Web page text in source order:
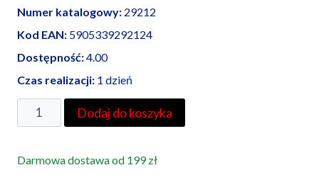
Numer katalogowy: 29212
Kod EAN: 5905339292124
Dostępność:4.00
Czas realizacji: 1 dzień
ilość
Kanlux
podszafkowa
Dodaj do koszyka
Darmowa dostawa od 199 zł